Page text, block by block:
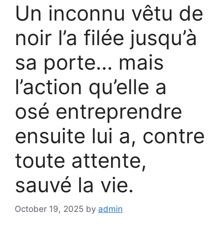
Un inconnu vêtu de
noir l’a filée jusqu’à
sa porte… mais
l’action qu’elle a
osé entreprendre
ensuite lui a, contre
toute attente,
sauvé la vie.
October 19, 2025 by admin